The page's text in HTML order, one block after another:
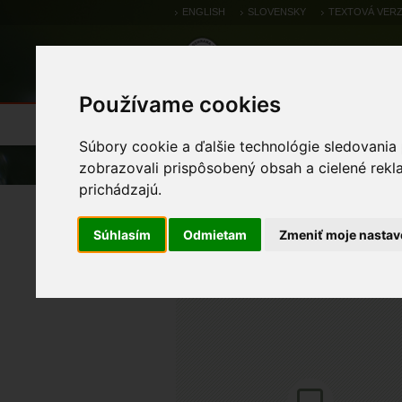
Používame cookies
Súbory cookie a ďalšie technológie
zobrazovali prispôsobený obsah a cielené
prichádzajú.
Súhlasím Odmietam Zmeniť moje
ENGLISH SLOVENSKY TEXTOVÁ
Úvod Pozorovania a výskytové dáta
sokol myšiar